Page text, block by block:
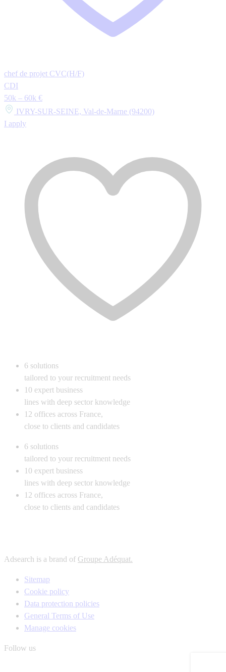
chef de projet CVC(H/F)
CDI
50k – 60k €
IVRY-SUR-SEINE, Val-de-Marne (94200)
I apply
6 solutions
tailored to your recruitment needs
10 expert business
lines with deep sector knowledge
12 offices across France,
close to clients and candidates
6 solutions
tailored to your recruitment needs
10 expert business
lines with deep sector knowledge
12 offices across France,
close to clients and candidates
Adsearch is a brand of Groupe Adéquat.
Sitemap
Cookie policy
Data protection policies
General Terms of Use
Manage cookies
Follow us